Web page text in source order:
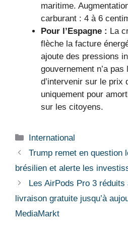
maritime.
carburant : 4 à 6
Pour l’Espagne : La
flèche la facture
ajoute des pressions
gouvernement n’a pas
d’intervenir sur le prix
uniquement pour
sur les citoyens.
Catégories
International
Trump remet en question
brésilien et alerte les
Les AirPods Pro 3
livraison gratuite jusqu’à
MediaMarkt